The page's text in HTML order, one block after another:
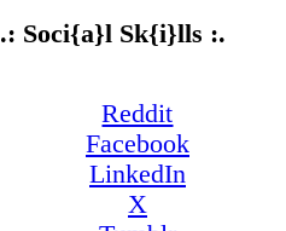
.: Soci{a}l Sk{i}lls :.
Reddit
Facebook
LinkedIn
X